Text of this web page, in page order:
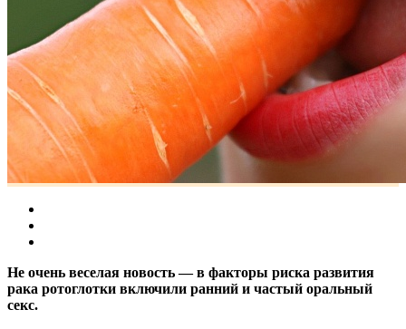
Не очень веселая новость — в факторы риска развития
рака ротоглотки включили ранний и частый оральный
секс.